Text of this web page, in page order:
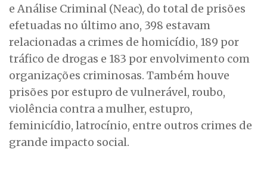
e Análise Criminal (Neac), do total de prisões
efetuadas no último ano, 398 estavam
relacionadas a crimes de homicídio, 189 por
tráfico de drogas e 183 por envolvimento com
organizações criminosas. Também houve
prisões por estupro de vulnerável, roubo,
violência contra a mulher, estupro,
feminicídio, latrocínio, entre outros crimes de
grande impacto social.